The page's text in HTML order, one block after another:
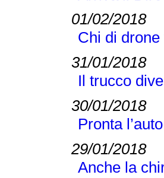
01/02/2018
Chi di
31/01/2018
Il trucco
30/01/2018
Pronta
29/01/2018
Anche la